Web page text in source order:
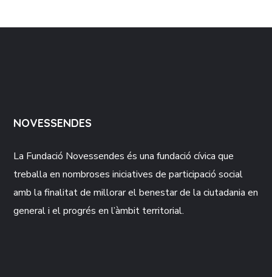
NOVESSENDES
La Fundació Novessendes és una fundació cívica que
treballa en nombroses iniciatives de participació social
amb la finalitat de millorar el benestar de la ciutadania en
general i el progrés en l’àmbit territorial.